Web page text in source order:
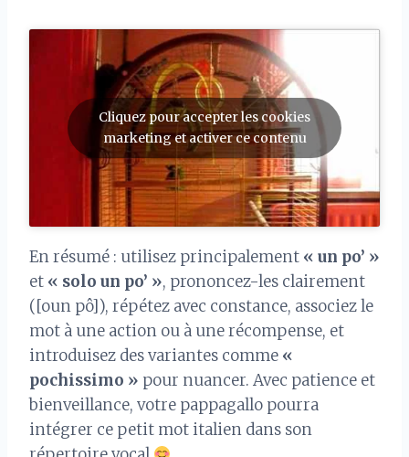
Cliquez pour accepter les cookies
marketing et activer ce contenu
En résumé : utilisez principalement « un po’ »
et « solo un po’ », prononcez-les clairement
([oun pô]), répétez avec constance, associez le
mot à une action ou à une récompense, et
introduisez des variantes comme «
pochissimo » pour nuancer. Avec patience et
bienveillance, votre pappagallo pourra
intégrer ce petit mot italien dans son